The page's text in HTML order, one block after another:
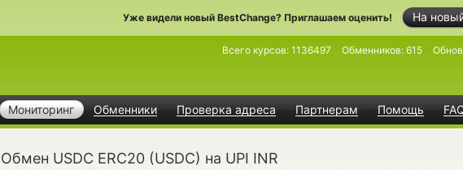
На
Уже видели новый BestChange? Приглашаем оценить!
Мониторинг Обменники Проверка адреса Партнерам Помощь
Всего курсов: 1136497 Обменников: 615
Обмен USDC ERC20 (USDC) на UPI INR